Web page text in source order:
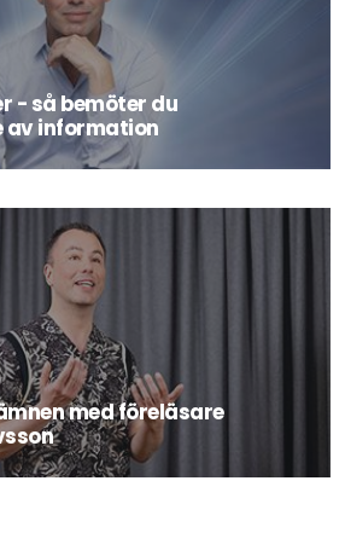
- så bemöter du
av information
du undanhållande av
med föreläsare
och uppskattad utbildare och